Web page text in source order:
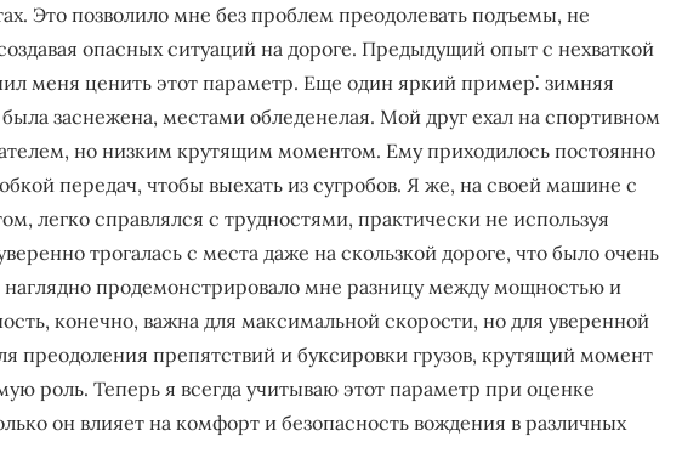
Это позволило мне без проблем преодолевать подъемы, не
опасных ситуаций на дороге. Предыдущий опыт с нехваткой
меня ценить этот параметр. Еще один яркий пример⁚ зимняя
заснежена, местами обледенелая. Мой друг ехал на спортивном
но низким крутящим моментом. Ему приходилось постоянно
передач, чтобы выехать из сугробов. Я же, на своей машине с
легко справлялся с трудностями, практически не используя
трогалась с места даже на скользкой дороге, что было очень
наглядно продемонстрировало мне разницу между мощностью и
конечно, важна для максимальной скорости, но для уверенной
преодоления препятствий и буксировки грузов, крутящий момент
роль. Теперь я всегда учитываю этот параметр при оценке
он влияет на комфорт и безопасность вождения в различных